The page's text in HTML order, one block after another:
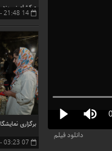
دانلود فیلم
و کشاورزی یزد
14 Mordad 1405 - 21:48
برگزاری
07 Mordad 1405 - 03:23